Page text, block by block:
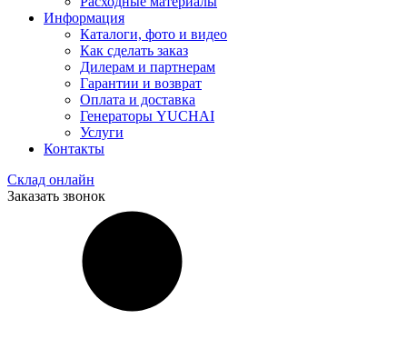
Информация
Каталоги, фото и видео
Как сделать заказ
Дилерам и партнерам
Гарантии и возврат
Оплата и доставка
Генераторы YUCHAI
Услуги
Контакты
Склад онлайн
Заказать звонок